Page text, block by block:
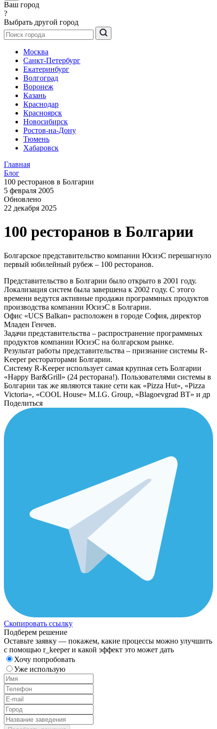
Ваш город
?
Выбрать другой город
Москва
Санкт-Петербург
Екатеринбург
Волгоград
Воронеж
Казань
Краснодар
Красноярск
Новосибирск
Ростов-на-Дону
Тюмень
Хабаровск
Главная
Блог
100 ресторанов в Болгарии
5 февраля 2005
Обновлено
22 декабря 2025
100 ресторанов в Болгарии
Болгарское представительство компании ЮсиэС перешагнуло
первый юбилейный рубеж – 100 ресторанов.
Представительство в Болгарии было открыто в 2001 году.
Локализация систем была завершена к 2002 году. С этого
времени ведутся активные продажи программных продуктов
производства компании ЮсиэС в Болгарии.
Офис «UCS Balkan» расположен в городе София, директор
Младен Генчев.
Задачи представительства – распространение программных
продуктов компании ЮсиэС на болгарском рынке.
Результат работы представительства – признание системы R-
Keeper рестораторами Болгарии.
Систему R-Keeper использует самая крупная сеть Болгарии
«Happy Bar&Grill» (24 ресторана!). Пользователями системы в
Болгарии так же являются такие сети как «Pizza Hut», «Pizza
Victoria», «COOL House» M.I.G. Group, «Blagoevgrad BT» и др
Поделиться
Скопировать ссылку
Подберем решение
Оставьте заявку — покажем, какие процессы можно улучшить
с помощью r_keeper и какой эффект это может дать
Хочу попробовать
Уже использую